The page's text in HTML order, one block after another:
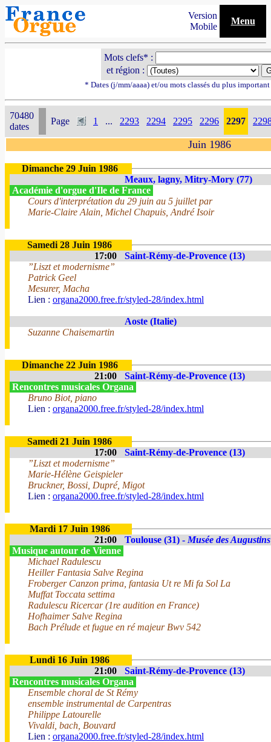
Version
Mobile
Menu
Mots clefs* :
et région :
* Dates (j/mm/aaaa) et/ou mots classés du plus
70480
dates
Page 1 ... 2293 2294 2295 2296 2297
Juin 1986
Dimanche 29 Juin 1986
Meaux, lagny, Mitry-Mory (77)
Académie d'orgue d'Ile de France
Cours d'interprétation du 29 juin au 5 juillet par
Marie-Claire Alain, Michel Chapuis, André Isoir
Samedi 28 Juin 1986
17:00
Saint-Rémy-de-Provence (13)
”Liszt et modernisme”
Patrick Geel
Mesurer, Macha
Lien : organa2000.free.fr/styled-28/index.html
Aoste (Italie)
Suzanne Chaisemartin
Dimanche 22 Juin 1986
21:00
Saint-Rémy-de-Provence (13)
Rencontres musicales Organa
Bruno Biot, piano
Lien : organa2000.free.fr/styled-28/index.html
Samedi 21 Juin 1986
17:00
Saint-Rémy-de-Provence (13)
”Liszt et modernisme”
Marie-Hélène Geispieler
Bruckner, Bossi, Dupré, Migot
Lien : organa2000.free.fr/styled-28/index.html
Mardi 17 Juin 1986
21:00
Toulouse (31) - Musée des Augustins
Musique autour de Vienne
Michael Radulescu
Heiller Fantasia Salve Regina
Froberger Canzon prima, fantasia Ut re Mi fa Sol La
Muffat Toccata settima
Radulescu Ricercar (1re audition en France)
Hofhaimer Salve Regina
Bach Prélude et fugue en ré majeur Bwv 542
Lundi 16 Juin 1986
21:00
Saint-Rémy-de-Provence (13)
Rencontres musicales Organa
Ensemble choral de St Rémy
ensemble instrumental de Carpentras
Philippe Latourelle
Vivaldi, bach, Bouvard
Lien : organa2000.free.fr/styled-28/index.html